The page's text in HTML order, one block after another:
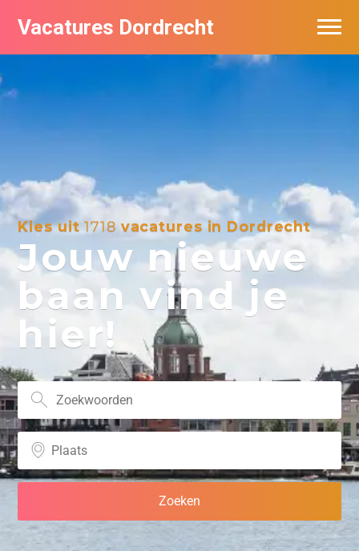
Vacatures Dordrecht
Kies uit1718 vacatures in Dordrecht
Jouw nieuwe
baan vind je
hier!
Vacatures per bedrijf